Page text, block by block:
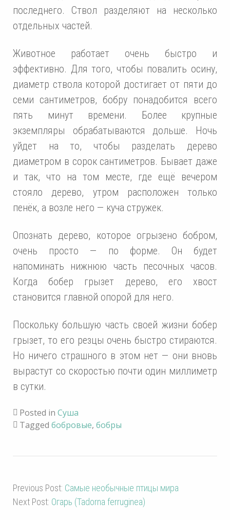
последнего. Ствол разделяют на несколько
отдельных частей.
Животное работает очень быстро и
эффективно. Для того, чтобы повалить осину,
диаметр ствола которой достигает от пяти до
семи сантиметров, бобру понадобится всего
пять минут времени. Более крупные
экземпляры обрабатываются дольше. Ночь
уйдет на то, чтобы разделать дерево
диаметром в сорок сантиметров. Бывает даже
и так, что на том месте, где ещё вечером
стояло дерево, утром расположен только
пенёк, а возле него — куча стружек.
Опознать дерево, которое огрызено бобром,
очень просто — по форме. Он будет
напоминать нижнюю часть песочных часов.
Когда бобер грызет дерево, его хвост
становится главной опорой для него.
Поскольку большую часть своей жизни бобер
грызет, то его резцы очень быстро стираются.
Но ничего страшного в этом нет — они вновь
вырастут со скоростью почти один миллиметр
в сутки.
Posted in Суша
Tagged бобровые, бобры
Previous Post: Самые необычные птицы мира
Next Post: Oгaрь (Tadorna ferruginea)